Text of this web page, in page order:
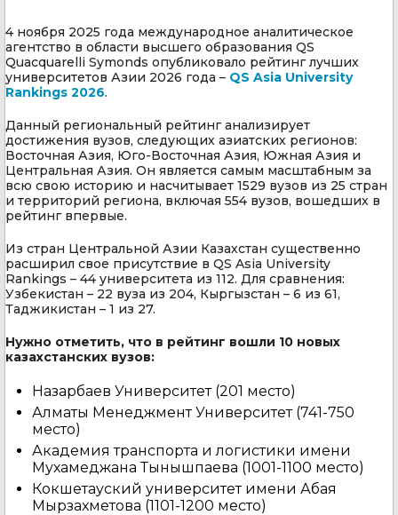
4 ноября 2025 года международное аналитическое
агентство в области высшего образования QS
Quacquarelli Symonds опубликовало рейтинг лучших
университетов Азии 2026 года – QS Asia University
Rankings 2026.
Данный региональный рейтинг анализирует
достижения вузов, следующих азиатских регионов:
Восточная Азия, Юго-Восточная Азия, Южная Азия и
Центральная Азия. Он является самым масштабным за
всю свою историю и насчитывает 1529 вузов из 25 стран
и территорий региона, включая 554 вузов, вошедших в
рейтинг впервые.
Из стран Центральной Азии Казахстан существенно
расширил свое присутствие в QS Asia University
Rankings – 44 университета из 112. Для сравнения:
Узбекистан – 22 вуза из 204, Кыргызстан – 6 из 61,
Таджикистан – 1 из 27.
Нужно отметить, что в рейтинг вошли 10 новых
казахстанских вузов:
Назарбаев Университет (201 место)
Алматы Менеджмент Университет (741-750
место)
Академия транспорта и логистики имени
Мухамеджана Тынышпаева (1001-1100 место)
Кокшетауский университет имени Абая
Мырзахметова (1101-1200 место)